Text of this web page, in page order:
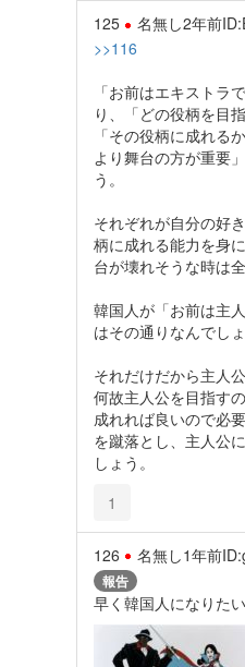
125 名無し2年前
>>116
「お前はエキストラ
り、「どの役柄を目
「その役柄に成れる
より舞台の方が重要
う。
それぞれが自分の好
柄に成れる能力を身
台が壊れそうな時は
韓国人が「お前は主
はその通りなんでしょ
それだけだから主人
何故主人公を目指す
成れれば良いので必
を蹴落とし、主人公
しょう。
1
126 名無し1年前
報告
早く韓国人になりた